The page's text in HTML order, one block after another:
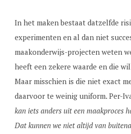
In het maken bestaat datzelfde
experimenten en al dan niet
maakonderwijs-projecten weten
heeft een zekere waarde en die
Maar misschien is die niet exact
daarvoor te weinig uniform. Per-
kan iets anders uit een maakproces
Dat kunnen we niet altijd van